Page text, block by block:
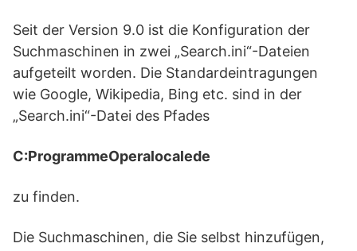
Seit der Version 9.0 ist die Konfiguration der
Suchmaschinen in zwei „Search.ini“-Dateien
aufgeteilt worden. Die Standardeintragungen
wie Google, Wikipedia, Bing etc. sind in der
„Search.ini“-Datei des Pfades
C:ProgrammeOperalocalede
zu finden.
Die Suchmaschinen, die Sie selbst hinzufügen,